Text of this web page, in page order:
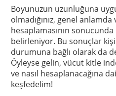
Boyunuzun uzunluğuna
olmadığınız, genel
hesaplamasının
belirleniyor. Bu sonuçlar
durumuna bağlı olarak da
Öyleyse gelin, vücut kitle
ve nasıl hesaplanacağına
keşfedelim!